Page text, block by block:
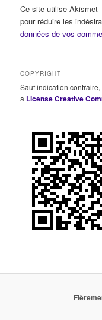
Ce site utilise Akismet
pour réduire les
données de vos
COPYRIGHT
Sauf indication
a License Creative